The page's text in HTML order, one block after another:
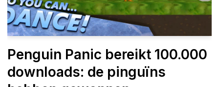
Penguin Panic bereikt 100.000
downloads: de pinguïns